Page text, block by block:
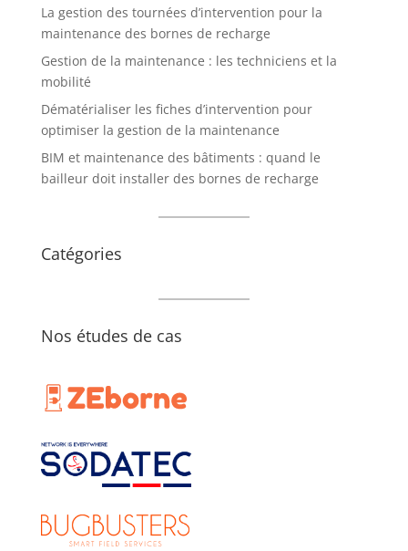
La gestion des tournées d’intervention pour la
maintenance des bornes de recharge
Gestion de la maintenance : les techniciens et la
mobilité
Dématérialiser les fiches d’intervention pour
optimiser la gestion de la maintenance
BIM et maintenance des bâtiments : quand le
bailleur doit installer des bornes de recharge
Catégories
Nos études de cas